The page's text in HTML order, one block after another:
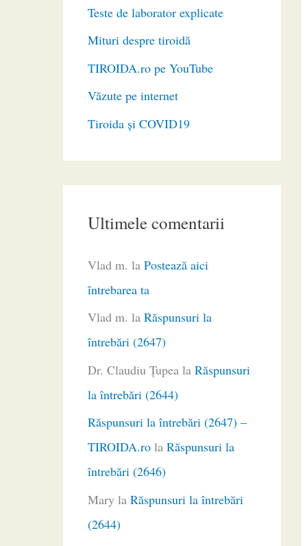
Teste de laborator explicate
Mituri despre tiroidă
TIROIDA.ro pe YouTube
Văzute pe internet
Tiroida și COVID19
Ultimele comentarii
Vlad m. la Postează aici
întrebarea ta
Vlad m. la Răspunsuri la
întrebări (2647)
Dr. Claudiu Ţupea la Răspunsuri
la întrebări (2644)
Răspunsuri la întrebări (2647) –
TIROIDA.ro la Răspunsuri la
întrebări (2646)
Mary la Răspunsuri la întrebări
(2644)